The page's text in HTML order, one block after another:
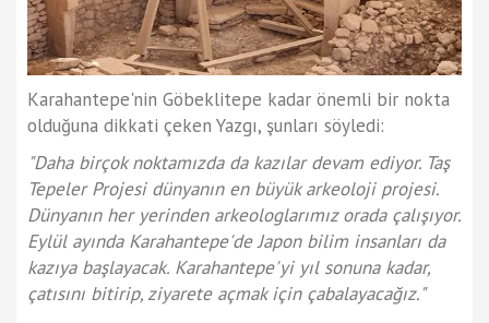
Karahantepe'nin Göbeklitepe kadar önemli bir nokta
olduğuna dikkati çeken Yazgı, şunları söyledi:
"Daha birçok noktamızda da kazılar devam ediyor. Taş
Tepeler Projesi dünyanın en büyük arkeoloji projesi.
Dünyanın her yerinden arkeologlarımız orada çalışıyor.
Eylül ayında Karahantepe'de Japon bilim insanları da
kazıya başlayacak. Karahantepe'yi yıl sonuna kadar,
çatısını bitirip, ziyarete açmak için çabalayacağız."